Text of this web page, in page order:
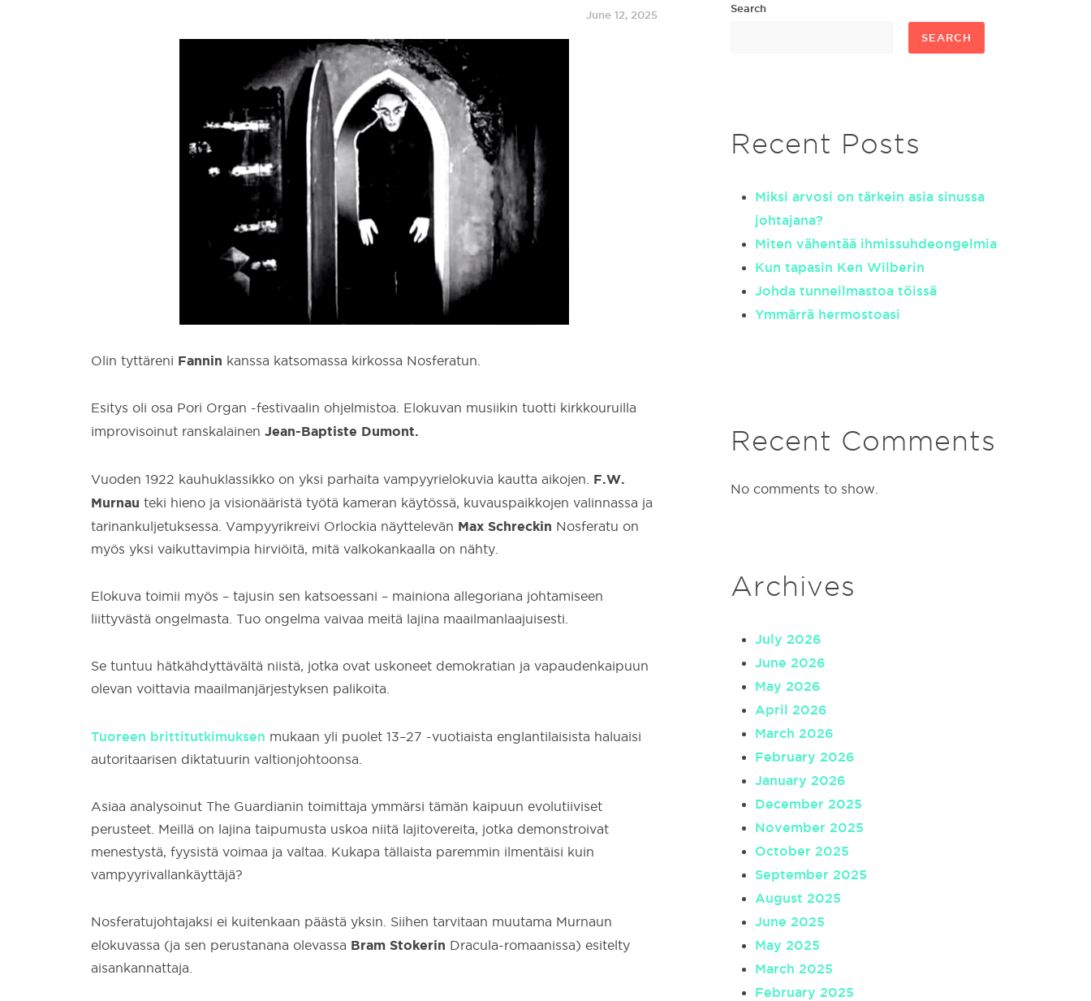
June 12, 2025
Olin tyttäreni Fannin kanssa katsomassa kirkossa Nosferatun.
Esitys oli osa Pori Organ -festivaalin ohjelmistoa. Elokuvan musiikin tuotti kirkkouruilla
improvisoinut ranskalainen Jean-Baptiste Dumont.
Vuoden 1922 kauhuklassikko on yksi parhaita vampyyrielokuvia kautta aikojen.
F.W.
Murnau teki hieno ja visionääristä työtä kameran käytössä, kuvauspaikkojen valinnassa ja
tarinankuljetuksessa. Vampyyrikreivi Orlockia näyttelevän Max Schreckin Nosferatu on
myös yksi vaikuttavimpia hirviöitä, mitä valkokankaalla on nähty.
Elokuva toimii myös – tajusin sen katsoessani – mainiona allegoriana johtamiseen
liittyvästä ongelmasta. Tuo ongelma vaivaa meitä lajina maailmanlaajuisesti.
Se tuntuu hätkähdyttävältä niistä, jotka ovat uskoneet demokratian ja vapaudenkaipuun
olevan voittavia maailmanjärjestyksen palikoita.
Tuoreen brittitutkimuksen mukaan yli puolet 13–27 -vuotiaista englantilaisista haluaisi
autoritaarisen diktatuurin valtionjohtoonsa.
Asiaa analysoinut The Guardianin toimittaja ymmärsi tämän kaipuun evolutiiviset
perusteet. Meillä on lajina taipumusta uskoa niitä lajitovereita, jotka demonstroivat
menestystä, fyysistä voimaa ja valtaa. Kukapa tällaista paremmin ilmentäisi kuin
vampyyrivallankäyttäjä?
Nosferatujohtajaksi ei kuitenkaan päästä yksin. Siihen tarvitaan muutama Murnaun
elokuvassa (ja sen perustanana olevassa Bram Stokerin Dracula-romaanissa) esitelty
aisankannattaja.
Search
SEARCH
Recent Posts
Miksi arvosi on tärkein asia sinussa
johtajana?
Miten vähentää ihmissuhdeongelmia
Kun tapasin Ken Wilberin
Johda tunneilmastoa töissä
Ymmärrä hermostoasi
Recent Comments
No comments to show.
Archives
July 2026
June 2026
May 2026
April 2026
March 2026
February 2026
January 2026
December 2025
November 2025
October 2025
September 2025
August 2025
June 2025
May 2025
March 2025
February 2025